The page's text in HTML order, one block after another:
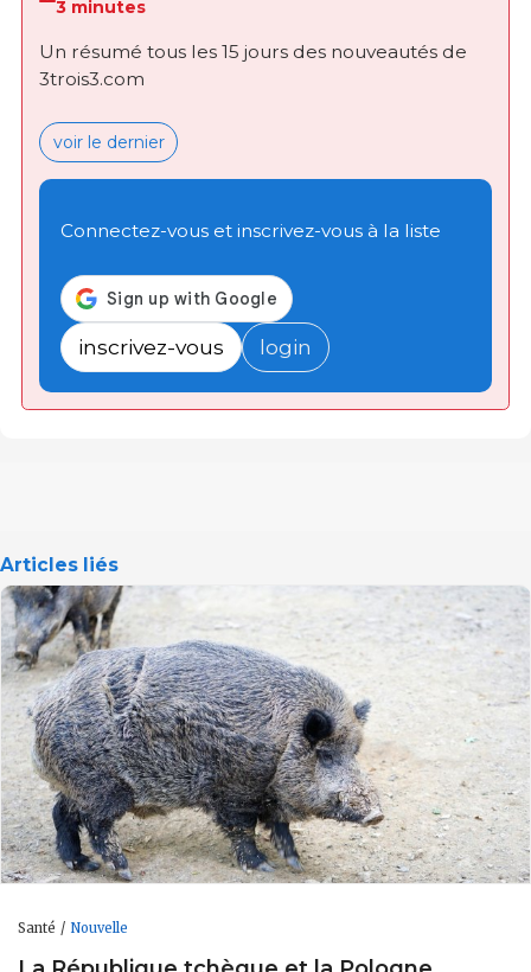
3 minutes
Un résumé tous les 15 jours des nouveautés de
3trois3.com
voir le dernier
Connectez-vous et inscrivez-vous à la liste
inscrivez-vous login
Articles liés
Santé Nouvelle